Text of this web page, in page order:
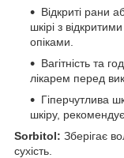
Відкриті рани
шкірі з
опіками.
Вагітність та
лікарем перед
Гіперчутлива
шкіру,
Sorbitol: Зберігає
сухість.